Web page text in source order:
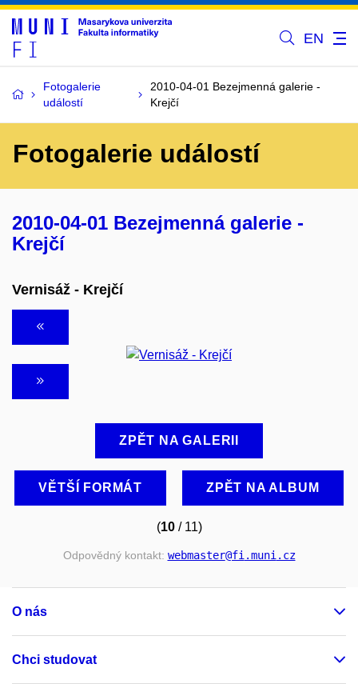
EN
Fotogalerie
událostí
2010-04-01 Bezejmenná galerie -
Krejčí
Fotogalerie událostí
2010-04-01 Bezejmenná galerie -
Krejčí
Vernisáž - Krejčí
ZPĚT NA GALERII
VĚTŠÍ FORMÁT ZPĚT NA ALBUM
(10/ 11)
Odpovědný kontakt: webmaster@fi.muni.cz
O nás
Chci studovat